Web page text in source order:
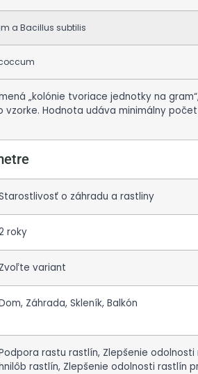
a Bacillus subtilis
„kolónie tvoriace jednotky na
vzorke. Hodnota udáva minimálny
o záhradu a rastliny
roky
Zvoľte variant
Záhrada, Skleník, Balkón
rastu rastlín, Zlepšenie
rastlín, Zlepšenie odolnosti rastlín